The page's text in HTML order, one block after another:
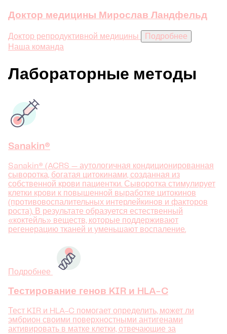
Доктор медицины Мирослав Ландфельд
Доктор репродуктивной медицины
Подробнее
Наша команда
Лабораторные методы
Sanakin®
Sanakin® (ACRS — аутологичная кондиционированная
сыворотка, богатая цитокинами, созданная из
собственной крови пациентки. Сыворотка стимулирует
клетки крови к повышенной выработке цитокинов
(противовоспалительных интерлейкинов и факторов
роста). В результате образуется естественный
«коктейль» веществ, которые поддерживают
регенерацию тканей и уменьшают воспаление.
Подробнее
Тестирование генов KIR и HLA-C
Тест KIR и HLA-C помогает определить, может ли
эмбрион своими поверхностными антигенами
активировать в матке клетки, отвечающие за